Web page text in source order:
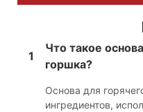
1
Что такое
горшка?
Основа для
ингредиентов,